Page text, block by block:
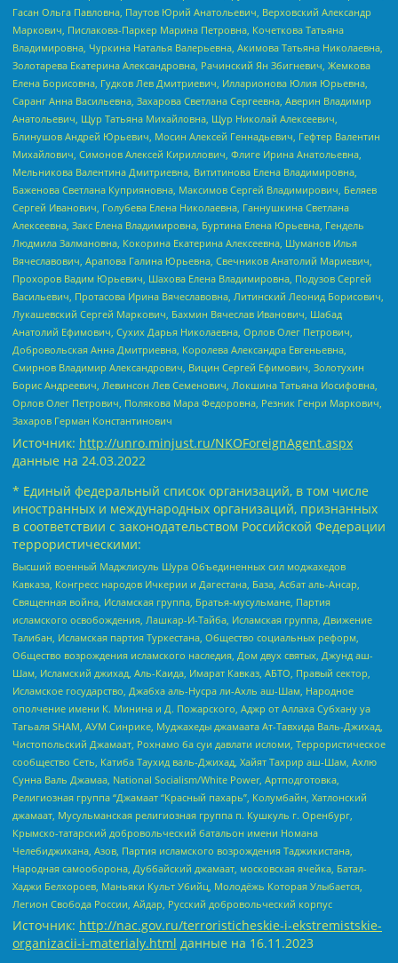
Гасан Ольга Павловна, Паутов Юрий Анатольевич, Верховский Александр
Маркович, Пислакова-Паркер Марина Петровна, Кочеткова Татьяна
Владимировна, Чуркина Наталья Валерьевна, Акимова Татьяна Николаевна,
Золотарева Екатерина Александровна, Рачинский Ян Збигневич, Жемкова
Елена Борисовна, Гудков Лев Дмитриевич, Илларионова Юлия Юрьевна,
Саранг Анна Васильевна, Захарова Светлана Сергеевна, Аверин Владимир
Анатольевич, Щур Татьяна Михайловна, Щур Николай Алексеевич,
Блинушов Андрей Юрьевич, Мосин Алексей Геннадьевич, Гефтер Валентин
Михайлович, Симонов Алексей Кириллович, Флиге Ирина Анатольевна,
Мельникова Валентина Дмитриевна, Вититинова Елена Владимировна,
Баженова Светлана Куприяновна, Максимов Сергей Владимирович, Беляев
Сергей Иванович, Голубева Елена Николаевна, Ганнушкина Светлана
Алексеевна, Закс Елена Владимировна, Буртина Елена Юрьевна, Гендель
Людмила Залмановна, Кокорина Екатерина Алексеевна, Шуманов Илья
Вячеславович, Арапова Галина Юрьевна, Свечников Анатолий Мариевич,
Прохоров Вадим Юрьевич, Шахова Елена Владимировна, Подузов Сергей
Васильевич, Протасова Ирина Вячеславовна, Литинский Леонид Борисович,
Лукашевский Сергей Маркович, Бахмин Вячеслав Иванович, Шабад
Анатолий Ефимович, Сухих Дарья Николаевна, Орлов Олег Петрович,
Добровольская Анна Дмитриевна, Королева Александра Евгеньевна,
Смирнов Владимир Александрович, Вицин Сергей Ефимович, Золотухин
Борис Андреевич, Левинсон Лев Семенович, Локшина Татьяна Иосифовна,
Орлов Олег Петрович, Полякова Мара Федоровна, Резник Генри Маркович,
Захаров Герман Константинович
Источник: http://unro.minjust.ru/NKOForeignAgent.aspx
данные на 24.03.2022
* Единый федеральный список организаций, в том числе
иностранных и международных организаций, признанных
в соответствии с законодательством Российской Федерации
террористическими:
Высший военный Маджлисуль Шура Объединенных сил моджахедов
Кавказа, Конгресс народов Ичкерии и Дагестана, База, Асбат аль-Ансар,
Священная война, Исламская группа, Братья-мусульмане, Партия
исламского освобождения, Лашкар-И-Тайба, Исламская группа, Движение
Талибан, Исламская партия Туркестана, Общество социальных реформ,
Общество возрождения исламского наследия, Дом двух святых, Джунд аш-
Шам, Исламский джихад, Аль-Каида, Имарат Кавказ, АБТО, Правый сектор,
Исламское государство, Джабха аль-Нусра ли-Ахль аш-Шам, Народное
ополчение имени К. Минина и Д. Пожарского, Аджр от Аллаха Субхану уа
Тагьаля SHAM, АУМ Синрике, Муджахеды джамаата Ат-Тавхида Валь-Джихад,
Чистопольский Джамаат, Рохнамо ба суи давлати исломи, Террористическое
сообщество Сеть, Катиба Таухид валь-Джихад, Хайят Тахрир аш-Шам, Ахлю
Сунна Валь Джамаа, National Socialism/White Power, Артподготовка,
Религиозная группа “Джамаат “Красный пахарь”, Колумбайн, Хатлонский
джамаат, Мусульманская религиозная группа п. Кушкуль г. Оренбург,
Крымско-татарский добровольческий батальон имени Номана
Челебиджихана, Азов, Партия исламского возрождения Таджикистана,
Народная самооборона, Дуббайский джамаат, московская ячейка, Батал-
Хаджи Белхороев, Маньяки Культ Убийц, Молодёжь Которая Улыбается,
Легион Свобода России, Айдар, Русский добровольческий корпус
Источник: http://nac.gov.ru/terroristicheskie-i-ekstremistskie-
organizacii-i-materialy.html данные на 16.11.2023